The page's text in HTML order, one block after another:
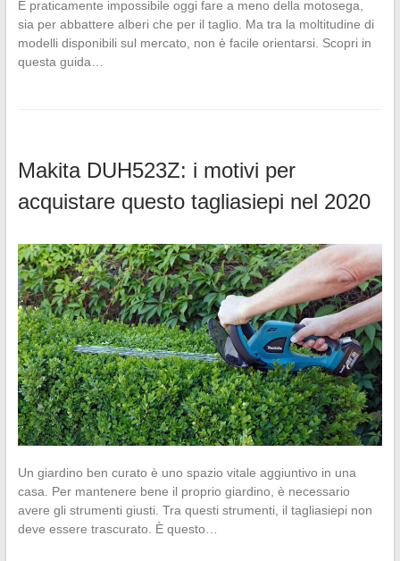
È praticamente impossibile oggi fare a meno della motosega,
sia per abbattere alberi che per il taglio. Ma tra la moltitudine di
modelli disponibili sul mercato, non è facile orientarsi. Scopri in
questa guida…
Makita DUH523Z: i motivi per
acquistare questo tagliasiepi nel 2020
Un giardino ben curato è uno spazio vitale aggiuntivo in una
casa. Per mantenere bene il proprio giardino, è necessario
avere gli strumenti giusti. Tra questi strumenti, il tagliasiepi non
deve essere trascurato. È questo…